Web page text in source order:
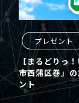
プレゼント
【まるどりっ
市西蒲区巻」
ント